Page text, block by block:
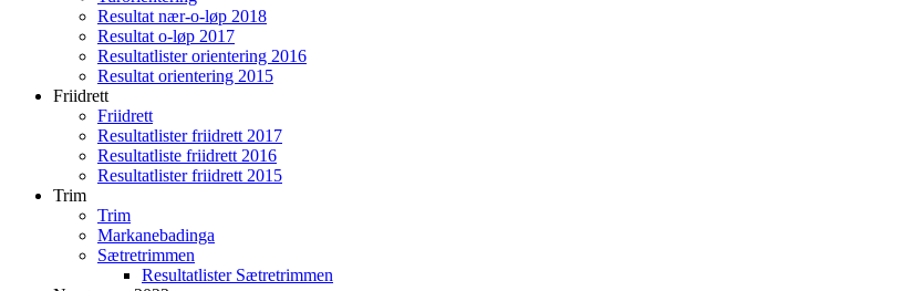
Resultat nær-o-løp 2018
Resultat o-løp 2017
Resultatlister orientering 2016
Resultat orientering 2015
Friidrett
Friidrett
Resultatlister friidrett 2017
Resultatliste friidrett 2016
Resultatlister friidrett 2015
Trim
Trim
Markanebadinga
Sætretrimmen
Resultatlister Sætretrimmen